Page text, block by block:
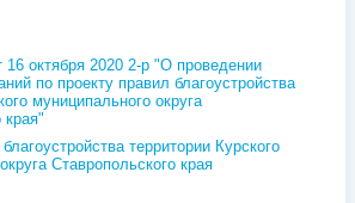
16 октября 2020 2-р "О проведении
по проекту правил благоустройства
муниципального округа
края"
территории Курского
Ставропольского края